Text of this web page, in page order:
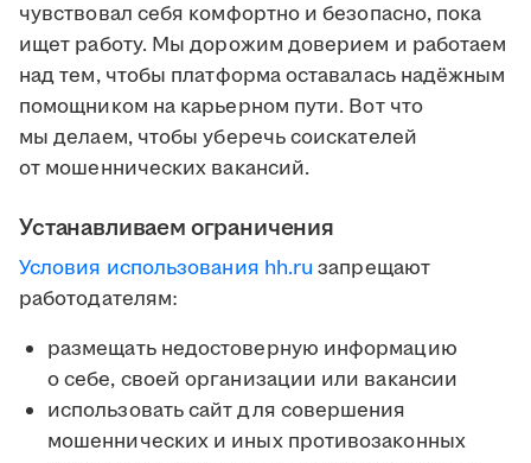
чувствовал себя комфортно и безопасно, пока
ищет работу. Мы дорожим доверием и работаем
над тем, чтобы платформа оставалась надёжным
помощником на карьерном пути. Вот что
мы делаем, чтобы уберечь соискателей
от мошеннических вакансий.
Устанавливаем ограничения
Условия использования hh.ru запрещают
работодателям:
размещать недостоверную информацию
о себе, своей организации или вакансии
использовать сайт для совершения
мошеннических и иных противозаконных